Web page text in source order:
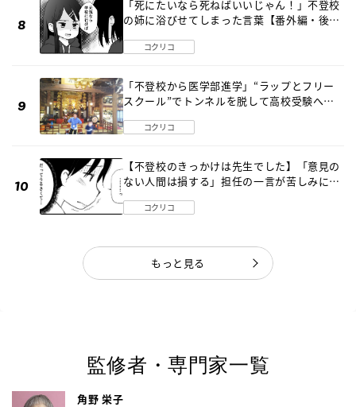
「死にたいなら死ねばいいじゃん！」不登校
の姉に浴びせてしまった言葉【番外編・後
コクリコ
「不登校から医学部進学」“ラップとフリー
スクール”でトンネルを脱して高校受験へ
コクリコ
【不登校のきっかけは先生でした】「意見の
ない人間は損する」担任の一言が苦しみに…
コクリコ
もっと見る
監修者・専門家一覧
角野 栄子